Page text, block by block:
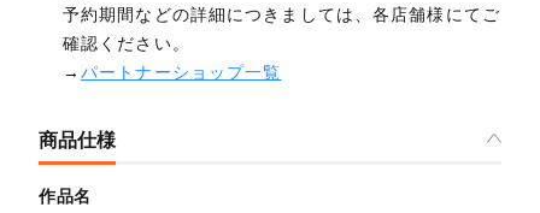
予約期間などの詳細につきましては、各店舗様にてご
確認ください。
→パートナーショップ一覧
商品仕様
作品名